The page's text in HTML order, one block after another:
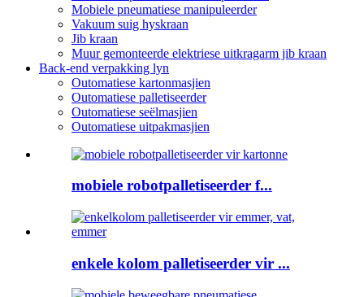
Mobiele pneumatiese manipuleerder
Vakuum suig hyskraan
Jib kraan
Muur gemonteerde elektriese uitkragarm jib kraan
Back-end verpakking lyn
Outomatiese kartonmasjien
Outomatiese palletiseerder
Outomatiese seëlmasjien
Outomatiese uitpakmasjien
mobiele robotpalletiseerder f...
enkele kolom palletiseerder vir ...